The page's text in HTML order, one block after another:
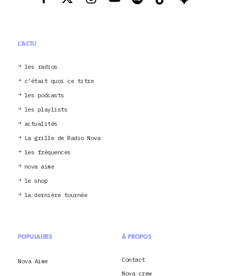
L'ACTU
les radios
c’était quoi ce titre
les podcasts
les playlists
actualités
La grille de Radio Nova
les fréquences
nova aime
le shop
la dernière tournée
POPULAIRES
Nova Aime
À PROPOS
Contact
Nova crew